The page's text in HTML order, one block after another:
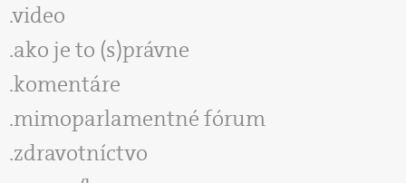
video
ako je to (s)právne
komentáre
mimoparlamentné fórum
zdravotníctvo